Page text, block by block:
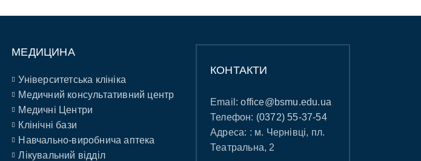
МЕДИЦИНА
Університетська клініка
Медичний консультативний центр
Медичні Центри
Клінічні бази
Навчально-виробнича аптека
Лікувальний відділ
КОНТАКТИ
Email:office@bsmu.edu.ua
Телефон: (0372) 55-37-54
Адреса: : м. Чернівці, пл.
Театральна, 2